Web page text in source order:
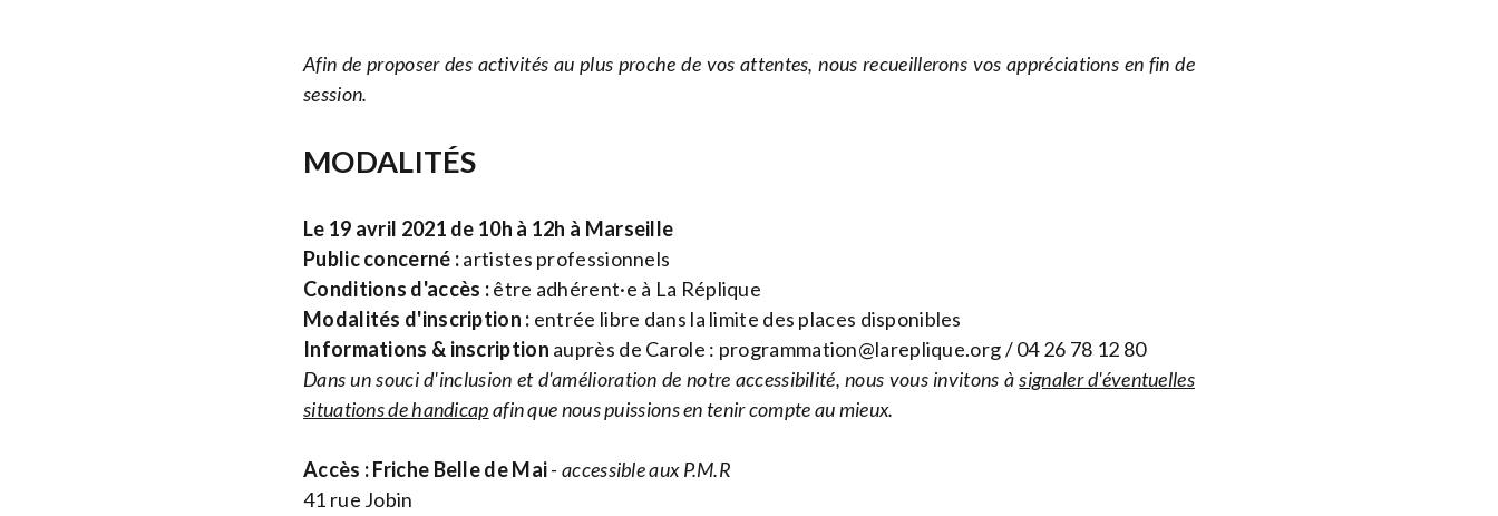
Afin de proposer des activités au plus proche de vos attentes, nous recueillerons vos appréciations en fin de
session.
MODALITÉS
Le 19 avril 2021 de 10h à 12h à Marseille
Public concerné :artistes professionnels
Conditions d'accès :être adhérent·e à La Réplique
Modalités d'inscription : entrée libre dans la limite des places disponibles
Informations & inscription auprès de Carole : programmation@lareplique.org/ 04 26 78 12 80
Dans un souci d'inclusion et d'amélioration de notre accessibilité, nous vous invitons àsignaler d'éventuelles
situations de handicapafin que nous puissions en tenir compte au mieux.
Accès : Friche Belle de Mai- accessible aux P.M.R
41 rue Jobin